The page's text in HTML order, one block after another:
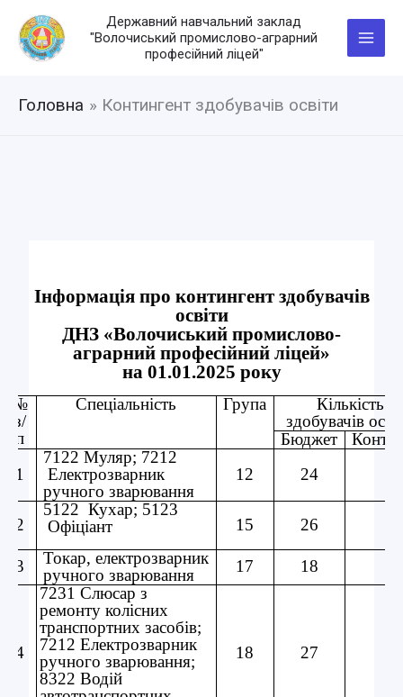
вмісту
Державний навчальний заклад
"Волочиський промислово-аграрний
професійний ліцей"
Головна Контингент здобувачів освіти